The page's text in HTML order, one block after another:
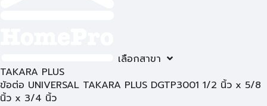
เลือกสาขา
TAKARA PLUS
ข้อต่อ UNIVERSAL TAKARA PLUS DGTP3001 1/2 นิ้ว x 5/8
นิ้ว x 3/4 นิ้ว